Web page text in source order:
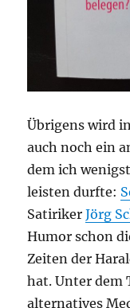
Übrigens wird
auch noch ein
dem ich
leisten durfte:
SatirikerJörg
Humor schon
Zeiten der
hat. Unter dem
alternatives